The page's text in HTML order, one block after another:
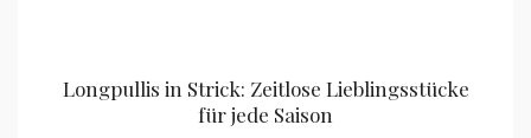
Longpullis in Strick: Zeitlose Lieblingsstücke
für jede Saison